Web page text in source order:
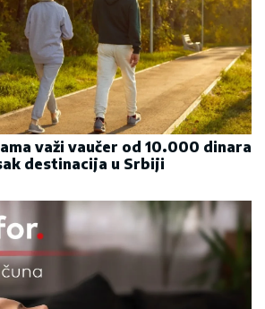
važi vaučer od 10.000 dinara
destinacija u Srbiji